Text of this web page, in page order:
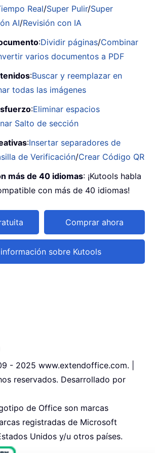
Real/Super Pulir/Super
AI/Revisión con IA
:Dividir páginas/Combinar
varios documentos a PDF
:Buscar y reemplazar en
todas las imágenes
:Eliminar espacios
Salto de sección
:Insertar separadores de
de Verificación/Crear Código QR
más de 40 idiomas: ¡Kutools habla
con más de 40 idiomas!
Comprar ahora
sobre Kutools
- 2025 www.extendoffice.com. |
reservados. Desarrollado por
de Office son marcas
registradas de Microsoft
Unidos y/u otros países.